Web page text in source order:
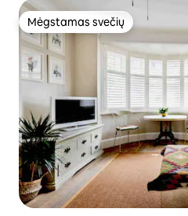
Mėgstamas svečių
Mėgstamas svečių